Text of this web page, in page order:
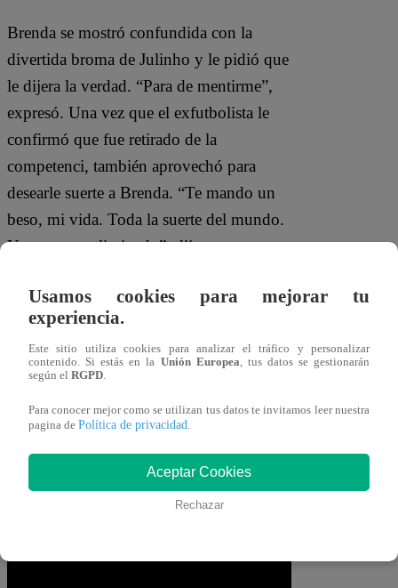
Brenda se mostró confundida con la
divertida broma de Julinho y le pidió que
le dijera la verdad. “Para de mentirme”,
expresó. Una vez que el exfutbolista le
confirmó que fue retirado de la
competenci, también aprovechó para
desearle suerte a Brenda. “Te mando un
beso, mi vida. Toda la suerte del mundo.
Yo ya estoy eliminado”, dijo por
Además, Julinho usó el momento para
pedir que traten bien a su pareja, quien
continúa en la lucha por ganar la
favor, que la gente que está mirando el
programa cuide a mi Brendita. Ojalá que
Brenda llegue a la final y pueda ganar la
Usamos cookies para mejorar tu
experiencia.
Este sitio utiliza cookies para analizar el tráfico y personalizar
contenido. Si estás en la Unión Europea, tus datos se gestionarán
según el RGPD.
Para conocer mejor como se utilizan tus datos te invitamos leer nuestra
pagina de Política de privacidad.
Aceptar Cookies
Rechazar